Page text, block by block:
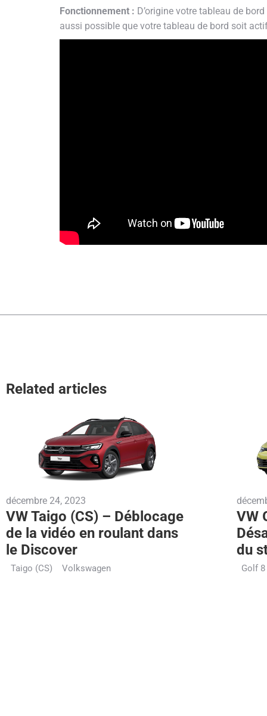
Fonctionnement : D’origine votre tableau de
aussi possible que votre tableau de bord soit
Related articles
décembre 24, 2023
VW Taigo (CS) – Déblocage
de la vidéo en roulant dans
le Discover
Taigo (CS) Volkswagen
VW
du
Golf 8